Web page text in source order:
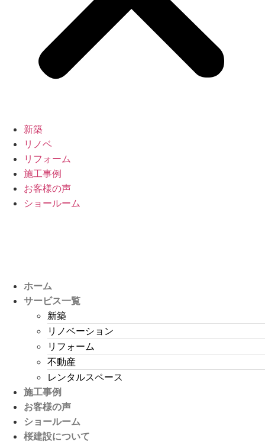
新築
リノベ
リフォーム
施工事例
お客様の声
ショールーム
ホーム
サービス一覧
新築
リノベーション
リフォーム
不動産
レンタルスペース
施工事例
お客様の声
ショールーム
桜建設について